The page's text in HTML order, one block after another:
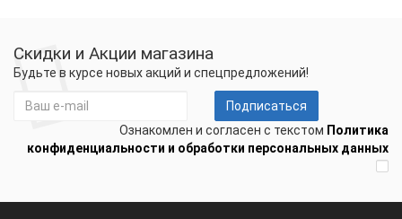
Скидки и Акции магазина
Будьте в курсе новых акций и спецпредложений!
Подписаться
Ознакомлен и согласен с текстом Политика
конфиденциальности и обработки персональных данных